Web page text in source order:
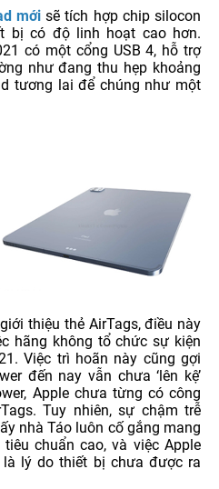
mới sẽ tích hợp chip silocon
bị có độ linh hoạt cao hơn.
có một cổng USB 4, hỗ trợ
như đang thu hẹp khoảng
tương lai để chúng như một
thiệu thẻ AirTags, điều này
hãng không tổ chức sự kiện
Việc trì hoãn này cũng gợi
đến nay vẫn chưa ‘lên kệ’
Apple chưa từng có công
Tuy nhiên, sự chậm trễ
nhà Táo luôn cố gắng mang
chuẩn cao, và việc Apple
lý do thiết bị chưa được ra